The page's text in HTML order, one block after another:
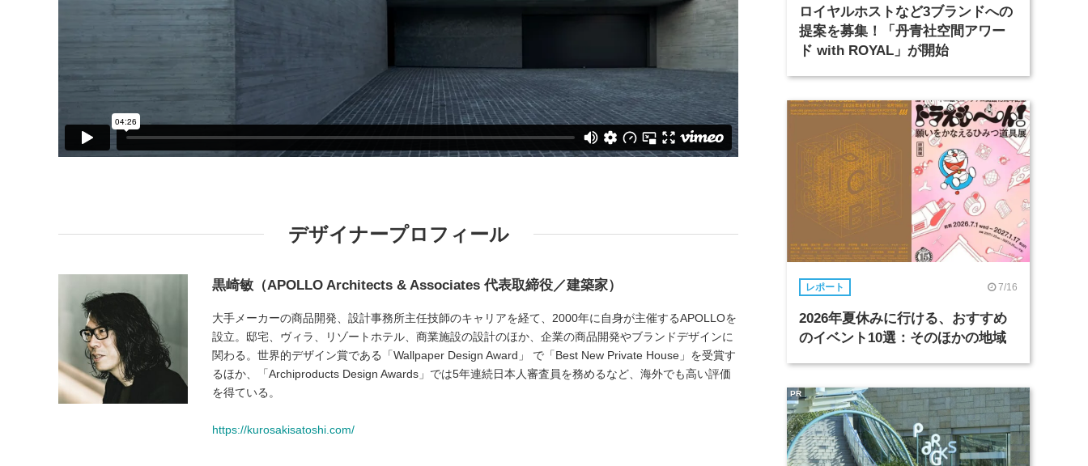
デザイナープロフィール
黒崎敏（APOLLO Architects & Associates 代表取締役／建築家）
大手メーカーの商品開発、設計事務所主任技師のキャリアを経て、2000年に自身が主催するAPOLLOを
設立。邸宅、ヴィラ、リゾートホテル、商業施設の設計のほか、企業の商品開発やブランドデザインに
関わる。世界的デザイン賞である「Wallpaper Design Award」 で「Best New Private House」を受賞す
るほか、「Archiproducts Design Awards」では5年連続日本人審査員を務めるなど、海外でも高い評価
を得ている。
https://kurosakisatoshi.com/
ロイヤルホストなど3ブランドへの
提案を募集！「丹青社空間アワー
ド with ROYAL」が開始
レポート 7/16
2026年夏休みに行ける、おすすめ
のイベント10選：そのほかの地域
PR